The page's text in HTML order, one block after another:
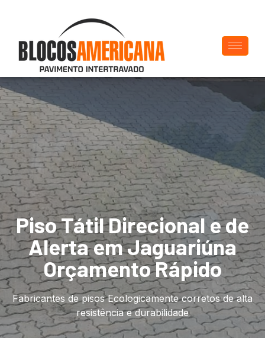
Piso Tátil Direcional e de
Alerta em Jaguariúna
Orçamento Rápido
Fabricantes de pisos Ecologicamente corretos de alta
resistência e durabilidade